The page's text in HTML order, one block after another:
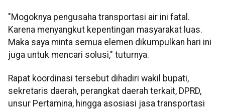
"Mogoknya pengusaha transportasi air ini fatal.
Karena menyangkut kepentingan masyarakat luas.
Maka saya minta semua elemen dikumpulkan hari ini
juga untuk mencari solusi," tuturnya.
Rapat koordinasi tersebut dihadiri wakil bupati,
sekretaris daerah, perangkat daerah terkait, DPRD,
unsur Pertamina, hingga asosiasi jasa transportasi